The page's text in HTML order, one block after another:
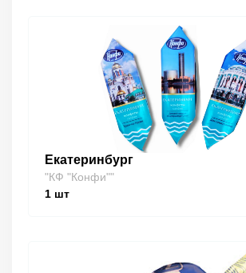
Екатеринбург
"КФ "Конфи""
1 шт